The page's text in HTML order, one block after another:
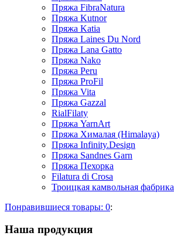
Пряжа FibraNatura
Пряжа Kutnor
Пряжа Katia
Пряжа Laines Du Nord
Пряжа Lana Gatto
Пряжа Nako
Пряжа Peru
Пряжа ProFil
Пряжа Vita
Пряжа Gazzal
RialFilaty
Пряжа YarnArt
Пряжа Хималая (Himalaya)
Пряжа Infinity.Design
Пряжа Sandnes Garn
Пряжа Пехорка
Filatura di Сrosa
Троицкая камвольная фабрика
Понравившиеся товары: 0:
Наша продукция